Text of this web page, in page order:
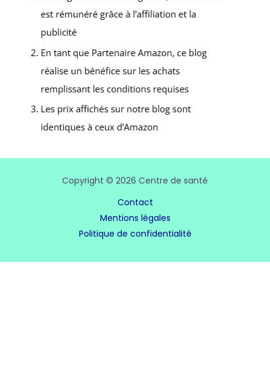
Copyright © 2026 Centre de santé
Contact
Mentions légales
Politique de confidentialité